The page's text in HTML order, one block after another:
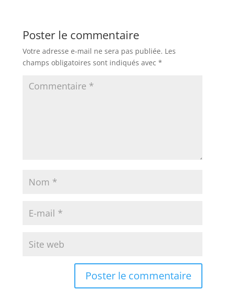
Poster le commentaire
Votre adresse e-mail ne sera pas publiée. Les
champs obligatoires sont indiqués avec *